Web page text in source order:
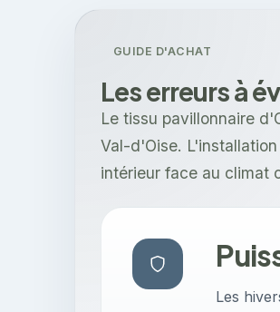
GUIDE D'ACHAT
Les erreurs à
Le tissu pavillonnaire
Val-d'Oise.
intérieur face au climat
Les